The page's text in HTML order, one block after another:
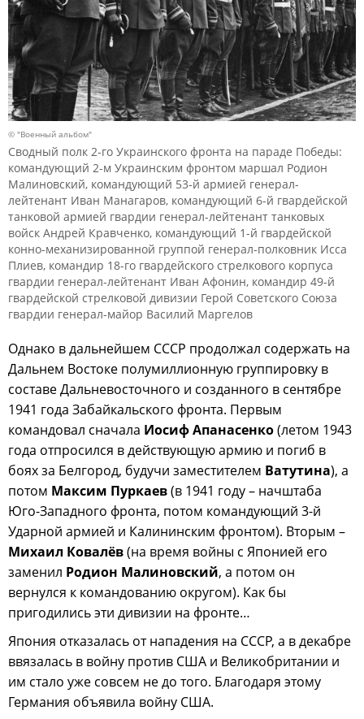
© "Военный альбом"
Сводный полк 2-го Украинского фронта на параде Победы:
командующий 2-м Украинским фронтом маршал Родион
Малиновский, командующий 53-й армией генерал-
лейтенант Иван Манагаров, командующий 6-й гвардейской
танковой армией гвардии генерал-лейтенант танковых
войск Андрей Кравченко, командующий 1-й гвардейской
конно-механизированной группой генерал-полковник Исса
Плиев, командир 18-го гвардейского стрелкового корпуса
гвардии генерал-лейтенант Иван Афонин, командир 49-й
гвардейской стрелковой дивизии Герой Советского Союза
гвардии генерал-майор Василий Маргелов
Однако в дальнейшем СССР продолжал содержать на
Дальнем Востоке полумиллионную группировку в
составе Дальневосточного и созданного в сентябре
1941 года Забайкальского фронта. Первым
командовал сначала Иосиф Апанасенко(летом 1943
года отпросился в действующую армию и погиб в
боях за Белгород, будучи заместителем Ватутина), а
потом Максим Пуркаев(в 1941 году – начштаба
Юго-Западного фронта, потом командующий 3-й
Ударной армией и Калининским фронтом). Вторым –
Михаил Ковалёв(на время войны с Японией его
заменил Родион Малиновский, а потом он
вернулся к командованию округом). Как бы
пригодились эти дивизии на фронте…
Япония отказалась от нападения на СССР, а в декабре
ввязалась в войну против США и Великобритании и
им стало уже совсем не до того. Благодаря этому
Германия объявила войну США.